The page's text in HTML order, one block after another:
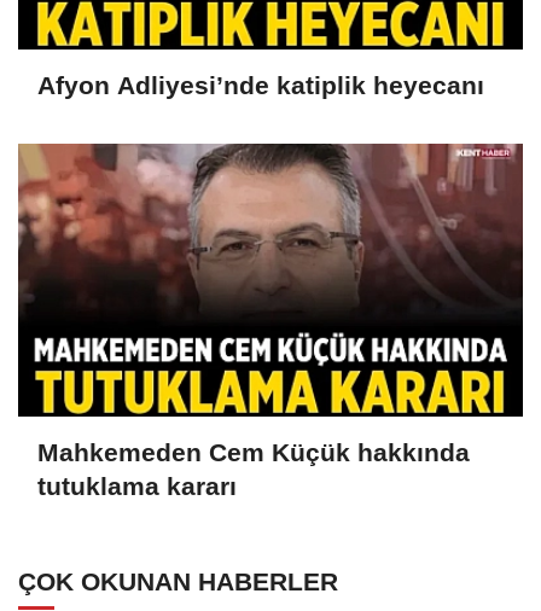
Afyon Adliyesi’nde katiplik heyecanı
Mahkemeden Cem Küçük hakkında
tutuklama kararı
ÇOK OKUNAN HABERLER